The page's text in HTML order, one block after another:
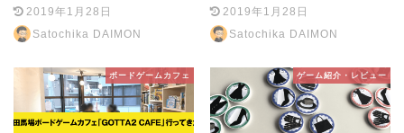
2019年1月28日
Satochika DAIMON
2019年1月28日
Satochika DAIMON
ボードゲームカフェ ゲーム紹介・レビュー